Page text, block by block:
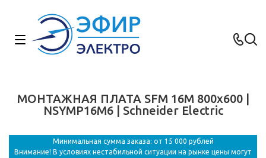
МОНТАЖНАЯ ПЛАТА SFM 16M 800x600 |
NSYMP16M6 | Schneider Electric
Минимальная сумма заказа: от 15 000 рублей
Внимание! В условиях нестабильной ситуации на рынке цены могут